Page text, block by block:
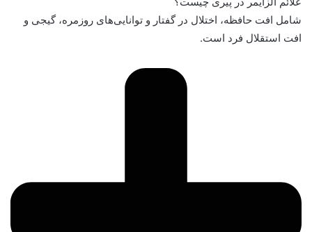
شامل افت حافظه، اختلال در گفتار و توانایی‌های روزمره، گیجی و
افت استقلال فرد است.